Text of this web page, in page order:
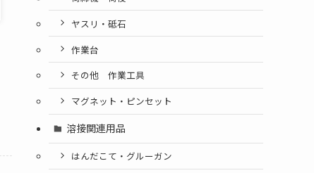
ヤスリ・砥石
作業台
その他 作業工具
マグネット・ピンセット
溶接関連用品
はんだこて・グルーガン